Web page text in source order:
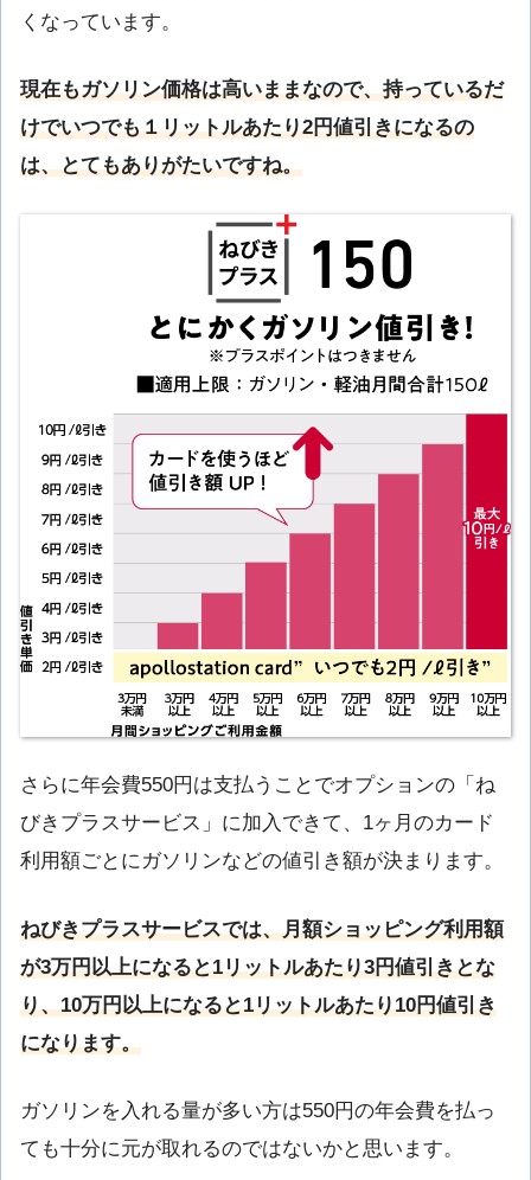
くなっています。
現在もガソリン価格は高いままなので、持っているだ
けでいつでも１リットルあたり2円値引きになるの
は、とてもありがたいですね。
さらに年会費550円は支払うことでオプションの「ね
びきプラスサービス」に加入できて、1ヶ月のカード
利用額ごとにガソリンなどの値引き額が決まります。
ねびきプラスサービスでは、月額ショッピング利用額
が3万円以上になると1リットルあたり3円値引きとな
り、10万円以上になると1リットルあたり10円値引き
になります。
ガソリンを入れる量が多い方は550円の年会費を払っ
ても十分に元が取れるのではないかと思います。